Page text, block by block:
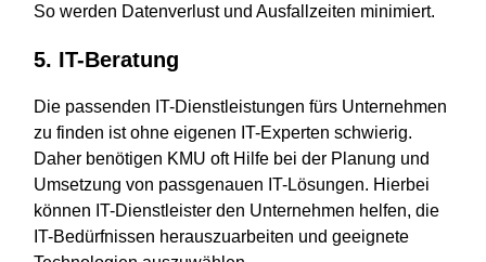
So werden Datenverlust und Ausfallzeiten minimiert.
5. IT-Beratung
Die passenden IT-Dienstleistungen fürs Unternehmen
zu finden ist ohne eigenen IT-Experten schwierig.
Daher benötigen KMU oft Hilfe bei der Planung und
Umsetzung von passgenauen IT-Lösungen. Hierbei
können IT-Dienstleister den Unternehmen helfen, die
IT-Bedürfnissen herauszuarbeiten und geeignete